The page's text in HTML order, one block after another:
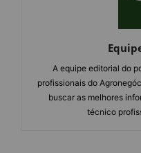
A equipe editorial do
profissionais do
buscar as melhores
técnico